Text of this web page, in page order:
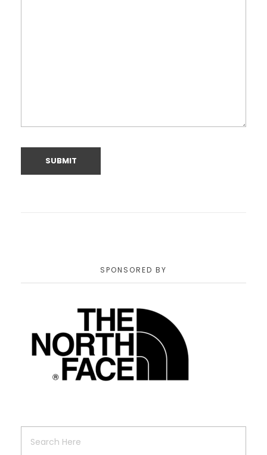
SPONSORED BY